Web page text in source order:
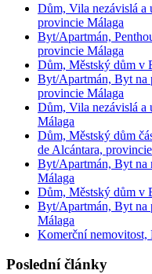
Dům, Vila nezávislá a
provincie Málaga
Byt/Apartmán,
provincie Málaga
Dům, Městský dům v
Byt/Apartmán, Byt na
provincie Málaga
Dům, Vila nezávislá a
Málaga
Dům, Městský dům
de Alcántara,
Byt/Apartmán, Byt na
Málaga
Dům, Městský dům v
Byt/Apartmán, Byt na
Málaga
Komerční nemovitost,
Poslední články